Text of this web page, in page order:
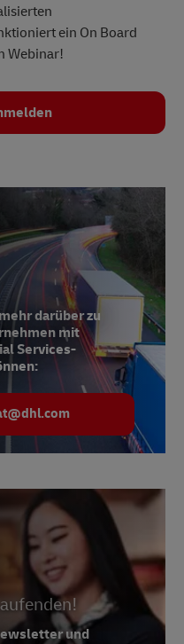
ein On Board
Webinar!
darüber zu
mit
Services-
und